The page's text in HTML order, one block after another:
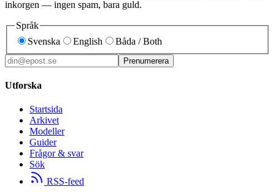
inkorgen — ingen spam, bara guld.
Språk
Svenska
English Båda / Both
Prenumerera
Utforska
Startsida
Arkivet
Modeller
Guider
Frågor & svar
Sök
RSS-feed